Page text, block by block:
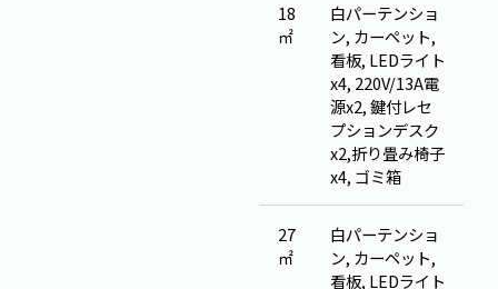
18
㎡
白パーテンショ
ン, カーペット,
看板, LEDライト
x4, 220V/13A電
源x2, 鍵付レセ
プションデスク
x2,折り畳み椅子
x4, ゴミ箱
27
㎡
白パーテンショ
ン, カーペット,
看板, LEDライト